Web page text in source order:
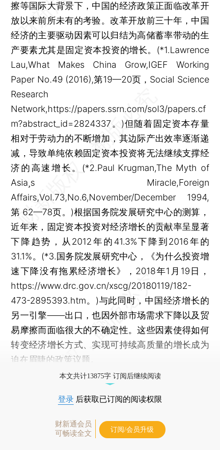
擦等国际大背景下，中国的经济政策正面临改革开
放以来前所未有的考验。改革开放前三十年，中国
经济的主要驱动因素可以归结为高储蓄率带动的生
产要素尤其是固定资本投资的增长。(*1.Lawrence
Lau,What Makes China Grow,IGEF Working
Paper No.49 (2016),第19—20页，Social Science
Research
Network,https://papers.ssrn.com/sol3/papers.cf
m?abstract_id=2824337。)但随着固定资本存量
相对于劳动力的不断增加，其边际产出效率逐渐递
减，导致单纯依赖固定资本投资将无法继续支撑经
济的高速增长。(*2.Paul Krugman,The Myth of
Asias Miracle,Foreign
Affairs,Vol.73,No.6,November/December 1994,
第 62—78页。)根据国务院发展研究中心的测算，
近年来，固定资本投资对经济增长的贡献率呈显著
下降趋势，从2012年的41.3%下降到2016年的
31.1%。(*3.国务院发展研究中心，《为什么投资增
速下降没有拖累经济增长》，2018年1月19日，
https://www.drc.gov.cn/xscg/20180119/182-
473-2895393.htm。)与此同时，中国经济增长的
另一引擎——出口，也因外部市场需求下降以及贸
易摩擦而面临很大的不确定性。这些因素使得如何
转变经济增长方式、实现可持续高质量的增长成为
迫在眉睫的政策议题。
本文共计13875字 订阅后继续阅读
登录 后获取已订阅的阅读权限
财新通会员
可畅读全文
订阅/会员升级